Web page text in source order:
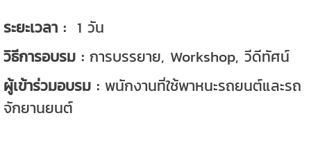
ระยะเวลา :1 วัน
วิธีการอบรม: การบรรยาย, Workshop, วีดีทัศน์
ผู้เข้าร่วมอบรม: พนักงานที่ใช้พาหนะรถยนต์และรถ
จักยานยนต์